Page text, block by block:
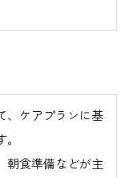
、ケアプランに基
朝食準備などが主